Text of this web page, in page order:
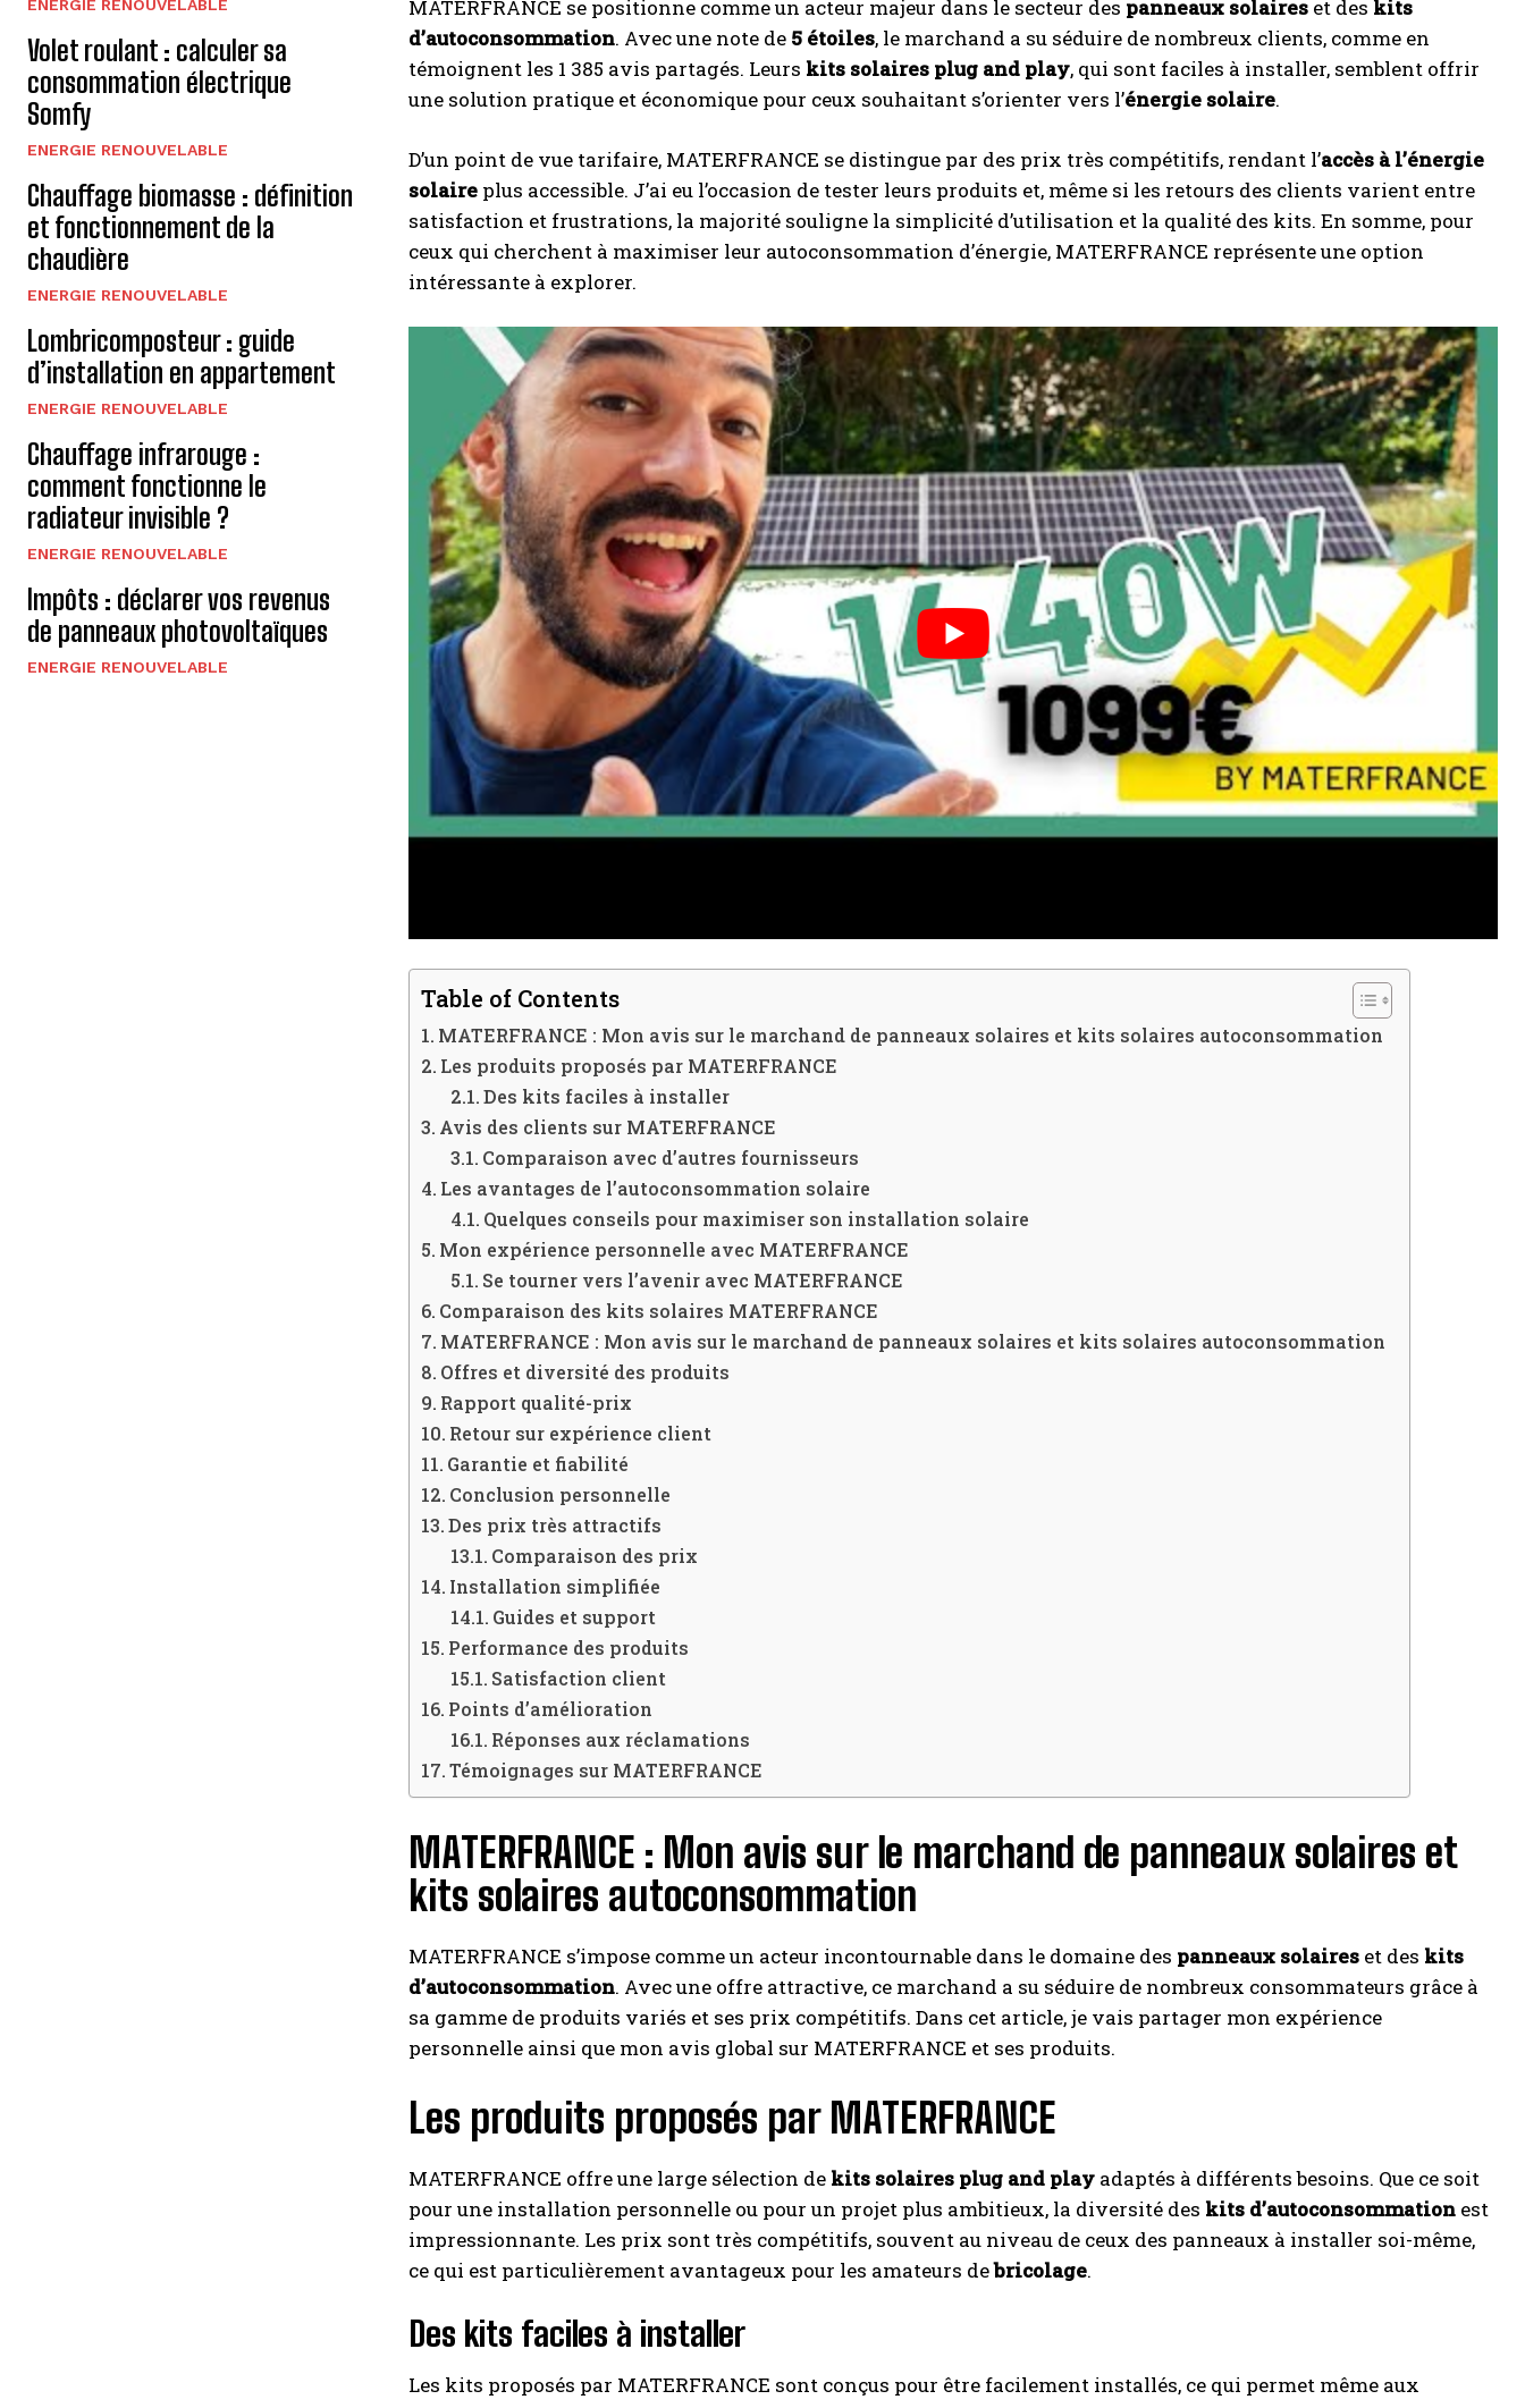
I WANT IN
I've read and accept thePrivacy Policy.
A LIRE : Aide pergola bioclimatique : guide pour réduire le
coût de votre installation
ENERGIE RENOUVELABLE
Volet roulant : calculer sa
consommation électrique
Somfy
ENERGIE RENOUVELABLE
Chauffage biomasse : définition
et fonctionnement de la
chaudière
ENERGIE RENOUVELABLE
Lombricomposteur : guide
d’installation en appartement
ENERGIE RENOUVELABLE
Chauffage infrarouge :
comment fonctionne le
radiateur invisible ?
ENERGIE RENOUVELABLE
Impôts : déclarer vos revenus
de panneaux photovoltaïques
ENERGIE RENOUVELABLE
MATERFRANCE se positionne comme un acteur majeur dans le secteur des panneaux solaires et des kits
d’autoconsommation. Avec une note de 5 étoiles, le marchand a su séduire de nombreux clients, comme en
témoignent les 1 385 avis partagés. Leurs kits solaires plug and play, qui sont faciles à installer, semblent offrir
une solution pratique et économique pour ceux souhaitant s’orienter vers l’énergie solaire.
D’un point de vue tarifaire, MATERFRANCE se distingue par des prix très compétitifs, rendant l’accès à l’énergie
solaire plus accessible. J’ai eu l’occasion de tester leurs produits et, même si les retours des clients varient entre
satisfaction et frustrations, la majorité souligne la simplicité d’utilisation et la qualité des kits. En somme, pour
ceux qui cherchent à maximiser leur autoconsommation d’énergie, MATERFRANCE représente une option
intéressante à explorer.
Table of Contents
MATERFRANCE : Mon avis sur le marchand de panneaux solaires et kits solaires autoconsommation
Les produits proposés par MATERFRANCE
Des kits faciles à installer
Avis des clients sur MATERFRANCE
Comparaison avec d’autres fournisseurs
Les avantages de l’autoconsommation solaire
Quelques conseils pour maximiser son installation solaire
Mon expérience personnelle avec MATERFRANCE
Se tourner vers l’avenir avec MATERFRANCE
Comparaison des kits solaires MATERFRANCE
MATERFRANCE : Mon avis sur le marchand de panneaux solaires et kits solaires autoconsommation
Offres et diversité des produits
Rapport qualité-prix
Retour sur expérience client
Garantie et fiabilité
Conclusion personnelle
Des prix très attractifs
Comparaison des prix
Installation simplifiée
Guides et support
Performance des produits
Satisfaction client
Points d’amélioration
Réponses aux réclamations
Témoignages sur MATERFRANCE
MATERFRANCE : Mon avis sur le marchand de panneaux solaires et
kits solaires autoconsommation
MATERFRANCE s’impose comme un acteur incontournable dans le domaine des panneaux solaires et des kits
d’autoconsommation. Avec une offre attractive, ce marchand a su séduire de nombreux consommateurs grâce à
sa gamme de produits variés et ses prix compétitifs. Dans cet article, je vais partager mon expérience
personnelle ainsi que mon avis global sur MATERFRANCE et ses produits.
Les produits proposés par MATERFRANCE
MATERFRANCE offre une large sélection de kits solaires plug and play adaptés à différents besoins. Que ce soit
pour une installation personnelle ou pour un projet plus ambitieux, la diversité des kits d’autoconsommation est
impressionnante. Les prix sont très compétitifs, souvent au niveau de ceux des panneaux à installer soi-même,
ce qui est particulièrement avantageux pour les amateurs debricolage.
Des kits faciles à installer
Les kits proposés par MATERFRANCE sont conçus pour être facilement installés, ce qui permet même aux